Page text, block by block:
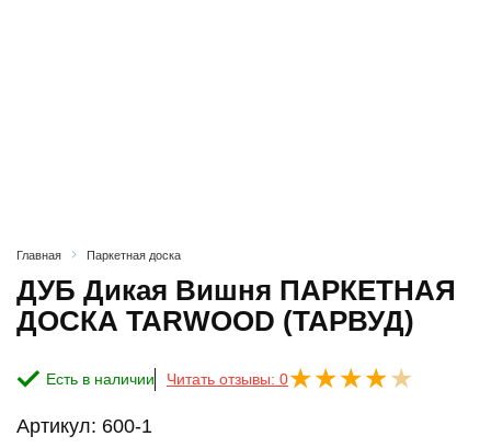
Главная Паркетная доска
ДУБ Дикая Вишня ПАРКЕТНАЯ
ДОСКА TARWOOD (ТАРВУД)
Есть в наличии Читать отзывы: 0
Артикул: 600-1